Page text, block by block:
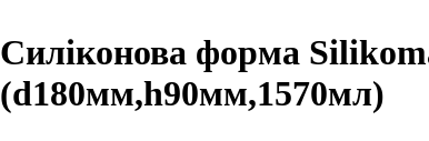
Силіконова форма
(d180мм,h90мм,1570мл)